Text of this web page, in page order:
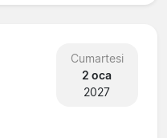
Cumartesi
2 oca
2027